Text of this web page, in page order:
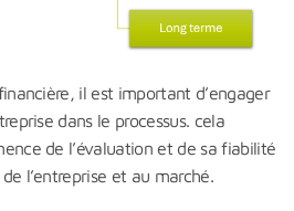
il est important d’engager
dans le processus. cela
de l’évaluation et de sa fiabilité
l’entreprise et au marché.